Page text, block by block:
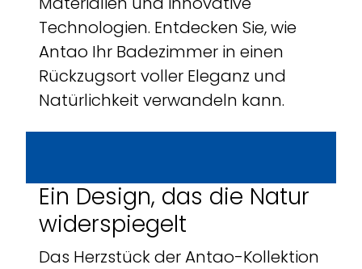
Technologien. Entdecken Sie, wie
Antao Ihr Badezimmer in einen
Rückzugsort voller Eleganz und
Natürlichkeit verwandeln kann.
Ein Design, das die Natur
widerspiegelt
Das Herzstück der Antao-Kollektion